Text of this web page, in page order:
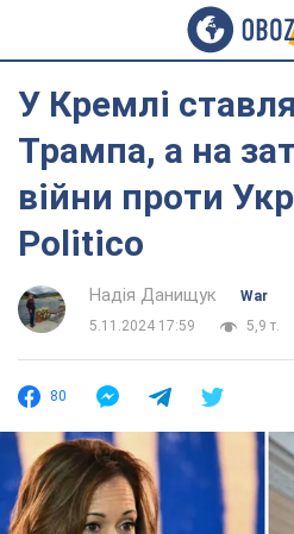
У Кремлі
Трампа, а на
війни проти
Politico
Надія Данищук
War
5.11.2024 17:59
5,9 т.
80